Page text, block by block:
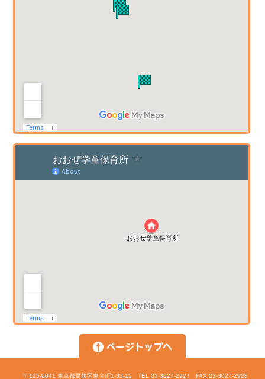
〒125-0041 東京都葛飾区東金町1-33-15 TEL 03-3627-2927 FAX 03-3627-2928